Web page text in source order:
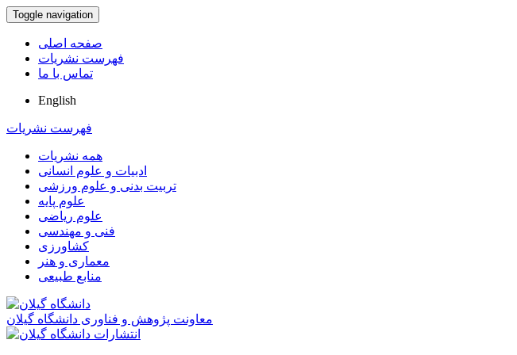
Toggle navigation
صفحه اصلی
فهرست نشریات
تماس با ما
English
فهرست نشریات
همه نشریات
ادبیات و علوم انسانی
تربیت بدنی و علوم ورزشی
علوم پایه
علوم ریاضی
فنی و مهندسی
کشاورزی
معماری و هنر
منابع طبیعی
معاونت پژوهش و فناوری دانشگاه گیلان